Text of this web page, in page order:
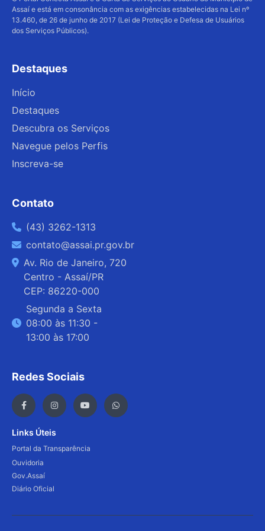
Tipo de publicação, facilitando a localização
de atos específicos.
4.Visualize ou baixe a edição desejada
registro oficial.
contato@assai.pr.gov.br
Assaí e está em consonância com as exigências estabelecidas na Lei nº
13.460, de 26 de junho de 2017 (Lei de Proteção e Defesa de Usuários
dos Serviços Públicos).
Destaques
Início
Destaques
Descubra os Serviços
Navegue pelos Perfis
Inscreva-se
Contato
(43) 3262-1313
contato@assai.pr.gov.br
Av. Rio de Janeiro, 720
Centro - Assaí/PR
CEP: 86220-000
Segunda a Sexta
08:00 às 11:30 -
13:00 às 17:00
Redes Sociais
Links Úteis
Portal da Transparência
Ouvidoria
Gov.Assaí
Diário Oficial